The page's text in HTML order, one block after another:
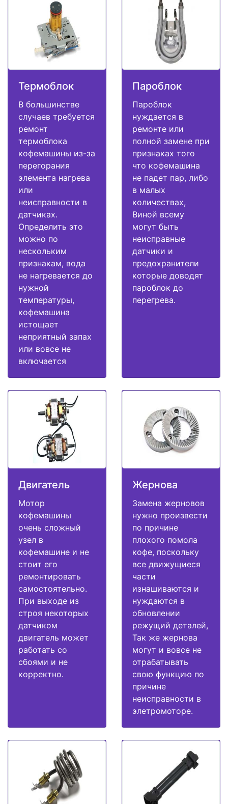
Термоблок
В большинстве
случаев требуется
ремонт
термоблока
кофемашины из-за
перегорания
элемента нагрева
или
неисправности в
датчиках.
Определить это
можно по
нескольким
признакам, вода
не нагревается до
нужной
температуры,
кофемашина
истощает
неприятный запах
или вовсе не
включается
Пароблок
Пароблок
нуждается в
ремонте или
полной замене при
признаках того
что кофемашина
не падет пар, либо
в малых
количествах,
Виной всему
могут быть
неисправные
датчики и
предохранители
которые доводят
пароблок до
перегрева.
Двигатель
Мотор
кофемашины
очень сложный
узел в
кофемашине и не
стоит его
ремонтировать
самостоятельно.
При выходе из
строя некоторых
датчиком
двигатель может
работать со
сбоями и не
корректно.
Жернова
Замена жерновов
нужно произвести
по причине
плохого помола
кофе, поскольку
все движущиеся
части
изнашиваются и
нуждаются в
обновлении
режущий деталей,
Так же жернова
могут и вовсе не
отрабатывать
свою функцию по
причине
неисправности в
элетромоторе.